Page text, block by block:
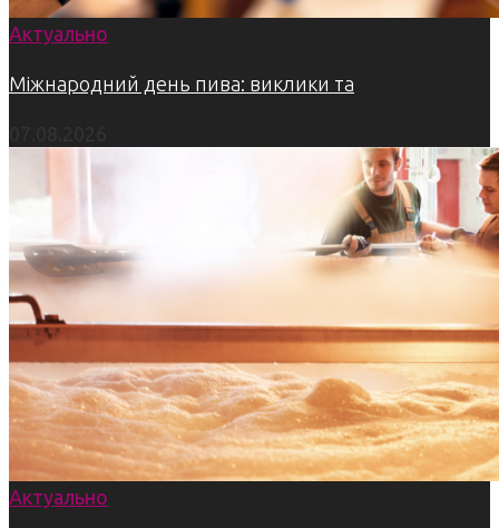
Актуально
Міжнародний день пива: виклики та
Актуально